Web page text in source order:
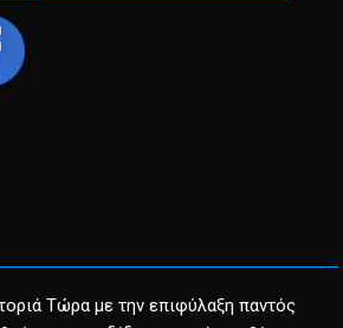
Τώρα με την επιφύλαξη παντός